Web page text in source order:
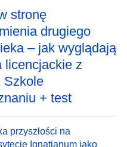
stronę
drugiego
– jak wyglądają
licencjackie z
Szkole
+ test
przyszłości na
Ignatianum jako